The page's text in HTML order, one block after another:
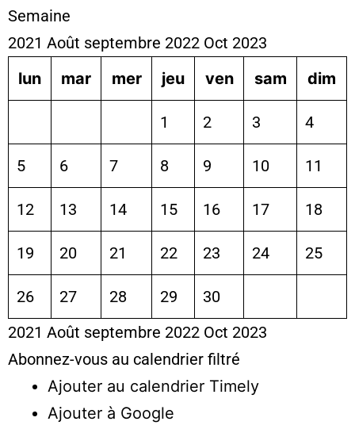
Semaine
2021 Août septembre 2022 Oct 2023
lun
mar mer jeu ven sam dim
1 2 3 4
5 6 7 8 9 10 11
12 13 14 15 16 17 18
19 20 21 22 23 24 25
26 27 28 29
30
2021 Août septembre 2022 Oct 2023
Abonnez-vous au calendrier filtré
Ajouter au calendrier Timely
Ajouter à Google